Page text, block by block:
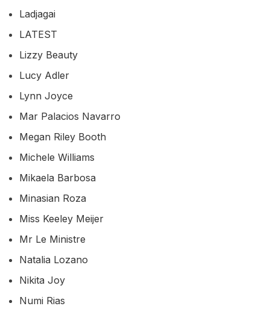
Ladjagai
LATEST
Lizzy Beauty
Lucy Adler
Lynn Joyce
Mar Palacios Navarro
Megan Riley Booth
Michele Williams
Mikaela Barbosa
Minasian Roza
Miss Keeley Meijer
Mr Le Ministre
Natalia Lozano
Nikita Joy
Numi Rias